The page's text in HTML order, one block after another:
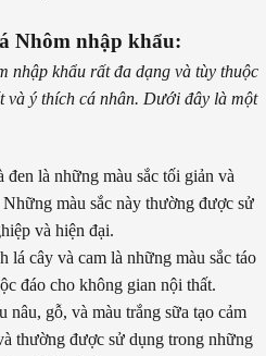
Nhôm nhập khẩu:
nhập khẩu rất đa dạng và tùy thuộc
và ý thích cá nhân. Dưới đây là một
đen là những màu sắc tối giản và
màu sắc này thường được sử
và hiện đại.
lá cây và cam là những màu sắc táo
đáo cho không gian nội thất.
nâu, gỗ, và màu trắng sữa tạo cảm
thường được sử dụng trong những